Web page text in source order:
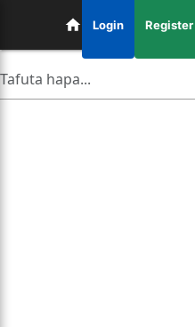
Login Register